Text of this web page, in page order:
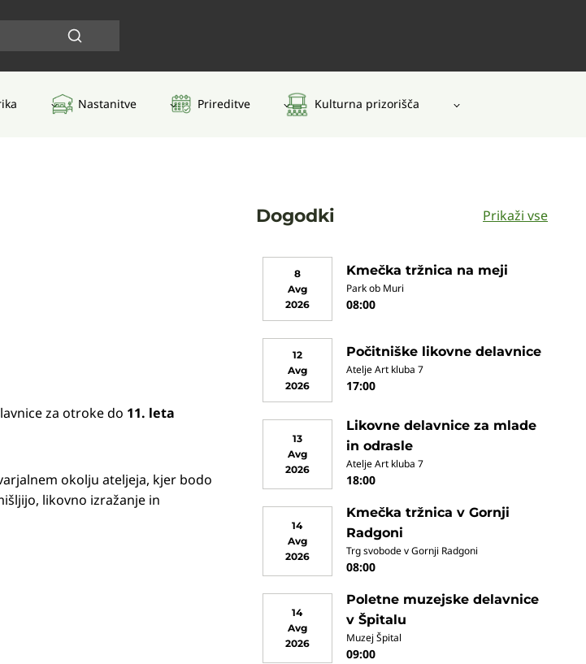
Nastanitve Prireditve Kulturna prizorišča
za otroke do 11. leta
okolju ateljeja, kjer bodo
likovno izražanje in
Dogodki Prikaži vse
8
Avg
2026
Kmečka tržnica na meji
Park ob Muri
08:00
12
Avg
2026
Počitniške likovne delavnice
Atelje Art kluba 7
17:00
13
Avg
2026
Likovne delavnice za mlade
in odrasle
Atelje Art kluba 7
18:00
14
Avg
2026
Kmečka tržnica v Gornji
Radgoni
Trg svobode v Gornji Radgoni
08:00
14
Avg
2026
Poletne muzejske delavnice
v Špitalu
Muzej Špital
09:00